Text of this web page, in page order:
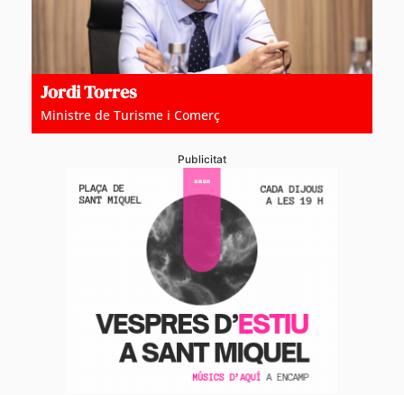
Jordi Torres
Ministre de Turisme i Comerç
Publicitat